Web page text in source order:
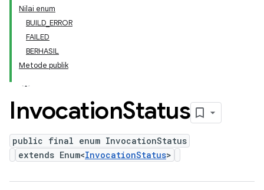
Nilai enum
BUILD_ERROR
FAILED
BERHASIL
Metode publik
InvocationStatus
public final enum InvocationStatus
extends Enum<InvocationStatus>